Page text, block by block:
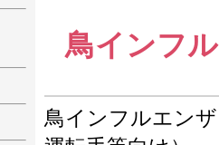
鳥インフ
鳥インフルエン